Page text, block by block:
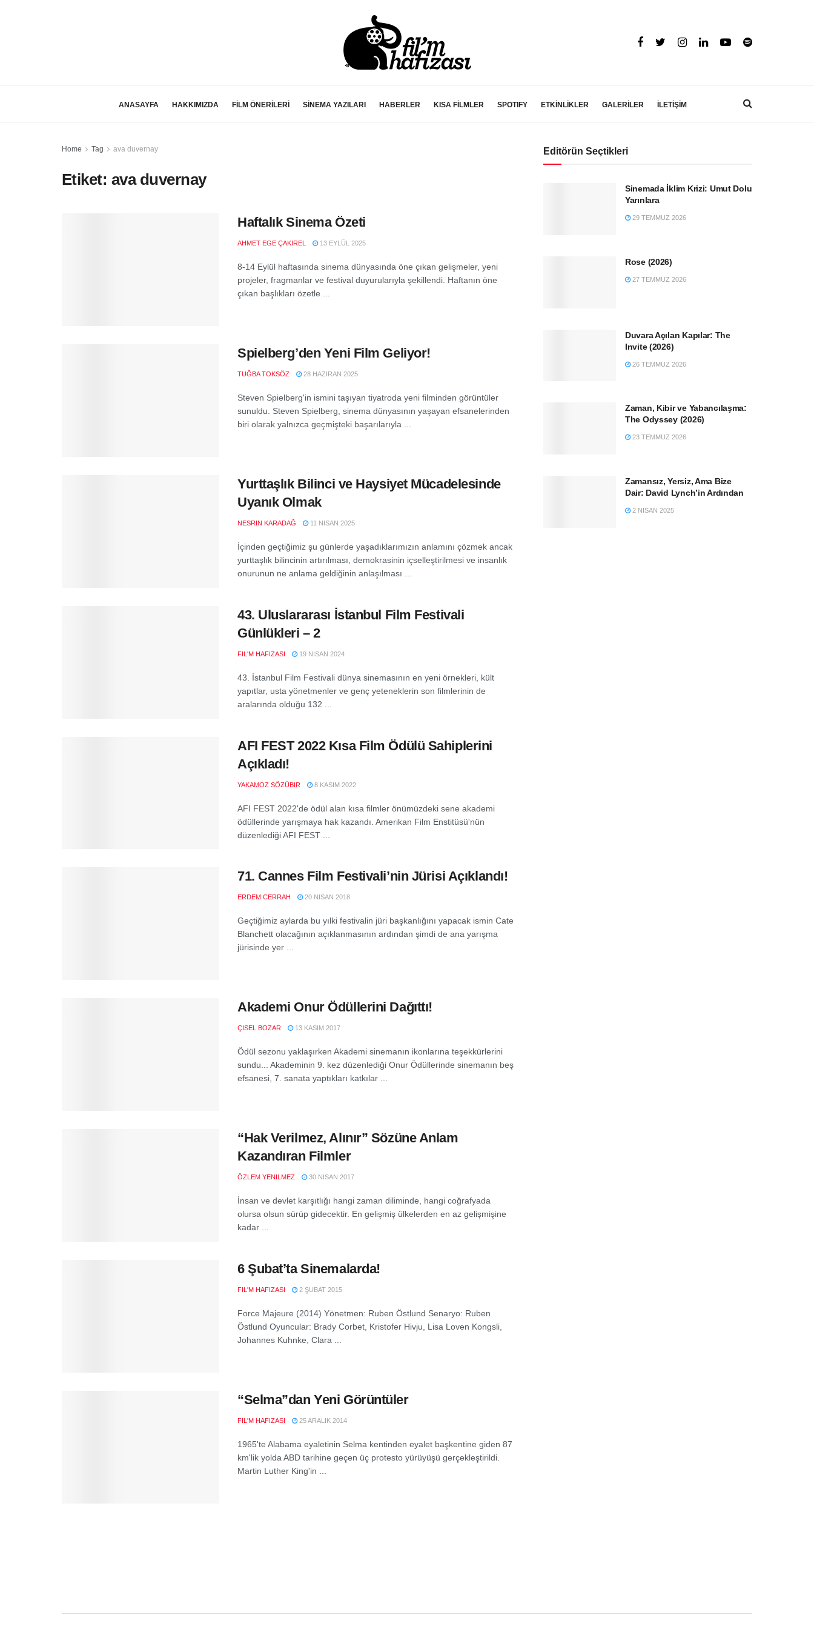
ANASAYFA HAKKIMIZDA FİLM ÖNERİLERİ SİNEMA YAZILARI HABERLER KISA FİLMLER SPOTIFY ETKİNLİKLER GALERİLER İLETİŞİM
Home Tag ava duvernay
Etiket: ava duvernay
Haftalık Sinema Özeti
AHMET EGE ÇAKIREL 13 EYLÜL 2025
8-14 Eylül haftasında sinema dünyasında öne çıkan gelişmeler, yeni
projeler, fragmanlar ve festival duyurularıyla şekillendi. Haftanın öne
çıkan başlıkları özetle ...
Spielberg’den Yeni Film Geliyor!
TUĞBA TOKSÖZ 28 HAZIRAN 2025
Steven Spielberg'in ismini taşıyan tiyatroda yeni filminden görüntüler
sunuldu. Steven Spielberg, sinema dünyasının yaşayan efsanelerinden
biri olarak yalnızca geçmişteki başarılarıyla ...
Yurttaşlık Bilinci ve Haysiyet Mücadelesinde
Uyanık Olmak
NESRIN KARADAĞ 11 NISAN 2025
İçinden geçtiğimiz şu günlerde yaşadıklarımızın anlamını çözmek ancak
yurttaşlık bilincinin artırılması, demokrasinin içselleştirilmesi ve insanlık
onurunun ne anlama geldiğinin anlaşılması ...
43. Uluslararası İstanbul Film Festivali
Günlükleri – 2
FIL'M HAFIZASI 19 NISAN 2024
43. İstanbul Film Festivali dünya sinemasının en yeni örnekleri, kült
yapıtlar, usta yönetmenler ve genç yeteneklerin son filmlerinin de
aralarında olduğu 132 ...
AFI FEST 2022 Kısa Film Ödülü Sahiplerini
Açıkladı!
YAKAMOZ SÖZÜBIR 8 KASIM 2022
AFI FEST 2022'de ödül alan kısa filmler önümüzdeki sene akademi
ödüllerinde yarışmaya hak kazandı. Amerikan Film Enstitüsü'nün
düzenlediği AFI FEST ...
71. Cannes Film Festivali’nin Jürisi Açıklandı!
ERDEM CERRAH 20 NISAN 2018
Geçtiğimiz aylarda bu yılki festivalin jüri başkanlığını yapacak ismin Cate
Blanchett olacağının açıklanmasının ardından şimdi de ana yarışma
jürisinde yer ...
Akademi Onur Ödüllerini Dağıttı!
ÇISEL BOZAR 13 KASIM 2017
Ödül sezonu yaklaşırken Akademi sinemanın ikonlarına teşekkürlerini
sundu... Akademinin 9. kez düzenlediği Onur Ödüllerinde sinemanın beş
efsanesi, 7. sanata yaptıkları katkılar ...
“Hak Verilmez, Alınır” Sözüne Anlam
Kazandıran Filmler
ÖZLEM YENILMEZ 30 NISAN 2017
İnsan ve devlet karşıtlığı hangi zaman diliminde, hangi coğrafyada
olursa olsun sürüp gidecektir. En gelişmiş ülkelerden en az gelişmişine
kadar ...
6 Şubat’ta Sinemalarda!
FIL'M HAFIZASI 2 ŞUBAT 2015
Force Majeure (2014) Yönetmen: Ruben Östlund Senaryo: Ruben
Östlund Oyuncular: Brady Corbet, Kristofer Hivju, Lisa Loven Kongsli,
Johannes Kuhnke, Clara ...
“Selma”dan Yeni Görüntüler
FIL'M HAFIZASI 25 ARALIK 2014
1965'te Alabama eyaletinin Selma kentinden eyalet başkentine giden 87
km'lik yolda ABD tarihine geçen üç protesto yürüyüşü gerçekleştirildi.
Martin Luther King'in ...
Editörün Seçtikleri
Sinemada İklim Krizi: Umut Dolu
Yarınlara
29 TEMMUZ 2026
Rose (2026)
27 TEMMUZ 2026
Duvara Açılan Kapılar: The
Invite (2026)
26 TEMMUZ 2026
Zaman, Kibir ve Yabancılaşma:
The Odyssey (2026)
23 TEMMUZ 2026
Zamansız, Yersiz, Ama Bize
Dair: David Lynch’in Ardından
2 NISAN 2025